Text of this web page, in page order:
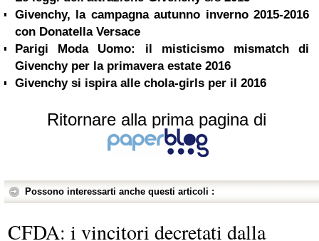
Givenchy, la campagna autunno inverno 2015-2016
con Donatella Versace
Parigi Moda Uomo: il misticismo mismatch di
Givenchy per la primavera estate 2016
Givenchy si ispira alle chola-girls per il 2016
Ritornare alla prima pagina di
Possono interessarti anche questi articoli :
CFDA: i vincitori decretati dalla